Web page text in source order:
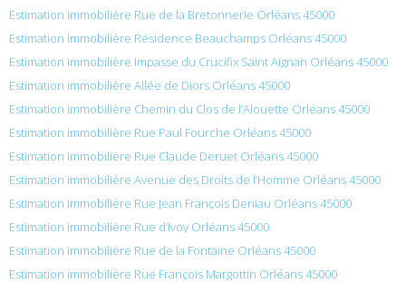
Estimation immobilière Rue de la Bretonnerie Orléans 45000
Estimation immobilière Résidence Beauchamps Orléans 45000
Estimation immobilière Impasse du Crucifix Saint Aignan Orléans 45000
Estimation immobilière Allée de Diors Orléans 45000
Estimation immobilière Chemin du Clos de l’Alouette Orléans 45000
Estimation immobilière Rue Paul Fourche Orléans 45000
Estimation immobilière Rue Claude Deruet Orléans 45000
Estimation immobilière Avenue des Droits de l’Homme Orléans 45000
Estimation immobilière Rue Jean François Deniau Orléans 45000
Estimation immobilière Rue d’Ivoy Orléans 45000
Estimation immobilière Rue de la Fontaine Orléans 45000
Estimation immobilière Rue François Margottin Orléans 45000